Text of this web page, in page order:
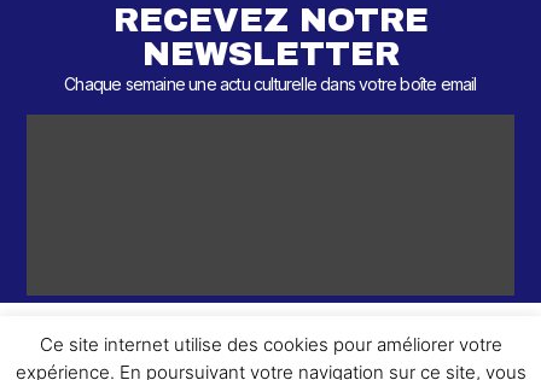
RECEVEZ NOTRE
NEWSLETTER
Chaque semaine une actu culturelle dans votre boîte email
Ce site internet utilise des cookies pour améliorer votre
expérience. En poursuivant votre navigation sur ce site, vous